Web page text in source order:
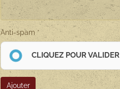
Anti-spam
CLIQUEZ POUR VALIDER
Ajouter